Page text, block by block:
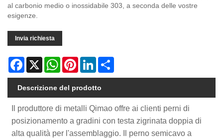
al carbonio medio o inossidabile 303, a seconda delle vostre
esigenze.
Invia richiesta
Facebook
X WhatsAppPinterestLinkedIn
Descrizione del prodotto
Il produttore di metalli Qimao offre ai clienti perni di
posizionamento a gradini con testa zigrinata doppia di
alta qualità per l'assemblaggio. Il perno semicavo a